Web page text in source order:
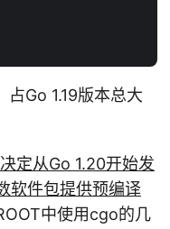
Go 1.19版本总大
定从Go 1.20开始发
软件包提供预编译
中使用cgo的几